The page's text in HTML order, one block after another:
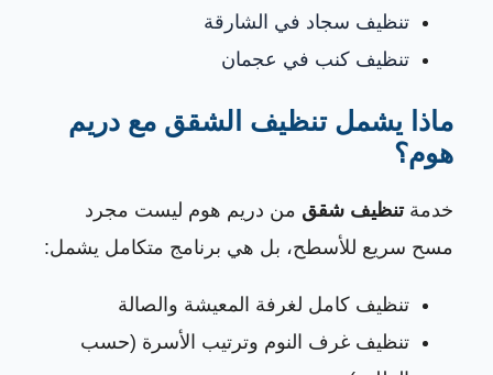
تنظيف سجاد في الشارقة
تنظيف كنب في عجمان
ماذا يشمل تنظيف الشقق مع دريم
هوم؟
خدمةتنظيف شقق من دريم هوم ليست مجرد
مسح سريع للأسطح، بل هي برنامج متكامل يشمل:
تنظيف كامل لغرفة المعيشة والصالة
تنظيف غرف النوم وترتيب الأسرة (حسب